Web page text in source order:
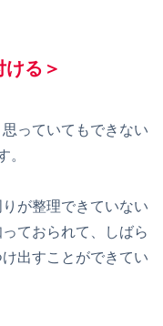
る＞
っていてもできない
。
が整理できていない
ておられて、しばら
出すことができてい